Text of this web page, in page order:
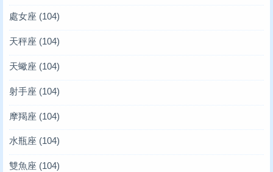
處女座 (104)
天秤座 (104)
天蠍座 (104)
射手座 (104)
摩羯座 (104)
水瓶座 (104)
雙魚座 (104)